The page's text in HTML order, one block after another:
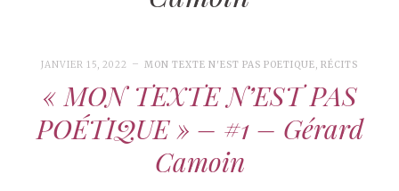
JANVIER 15, 2022 MON TEXTE N'EST PAS POETIQUE,RÉCITS
« MON TEXTE N’EST PAS
POÉTIQUE » – #1 – Gérard
Camoin